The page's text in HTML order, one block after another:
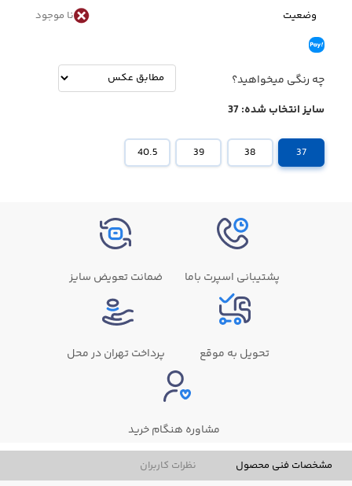
وضعیت
نا موجود
چه رنگی میخواهید؟
سایز انتخاب شده:37
37
38
39
40.5
پشتیبانی اسپرت باما ضمانت تعویض سایز
تحویل به موقع پرداخت تهران در محل
مشاوره هنگام خرید
مشخصات فنی محصول نظرات کاربران